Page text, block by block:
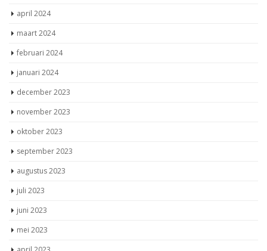
april 2024
maart 2024
februari 2024
januari 2024
december 2023
november 2023
oktober 2023
september 2023
augustus 2023
juli 2023
juni 2023
mei 2023